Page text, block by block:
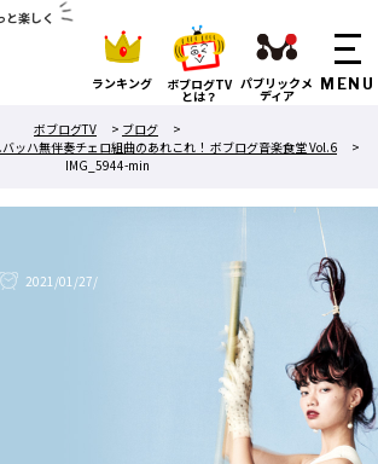
と楽しく
ランキング ボブログTV
とは？
パブリックメ
ディア
ボブログTV
> ブログ
>
ッハ無伴奏チェロ組曲のあれこれ！ ボブログ音楽食堂 Vol.6
>
IMG_5944-min
2021/01/27/